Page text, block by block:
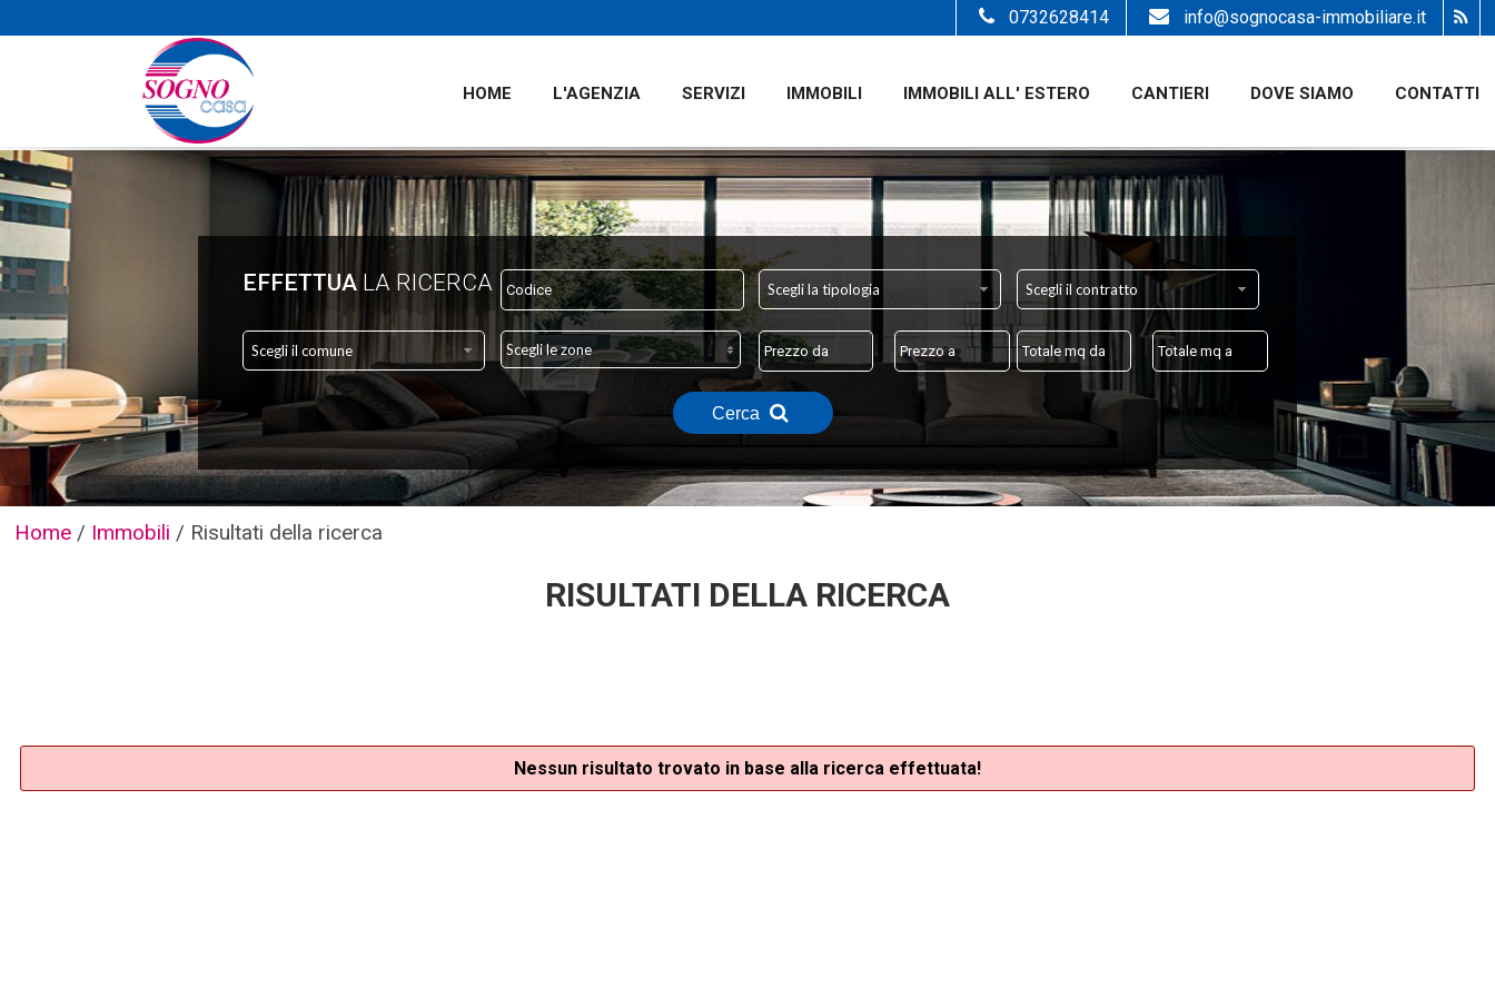
HOME L'AGENZIA SERVIZI IMMOBILI IMMOBILI ALL' ESTERO CANTIERI DOVE SIAMO CONTATTI
info@sognocasa-immobiliare.it
0732628414
EFFETTUA LA RICERCA Scegli la tipologia Scegli il contratto
Scegli il comune Scegli le zone
Cerca
Home / Immobili / Risultati della ricerca
RISULTATI DELLA RICERCA
Nessun risultato trovato in base alla ricerca effettuata!